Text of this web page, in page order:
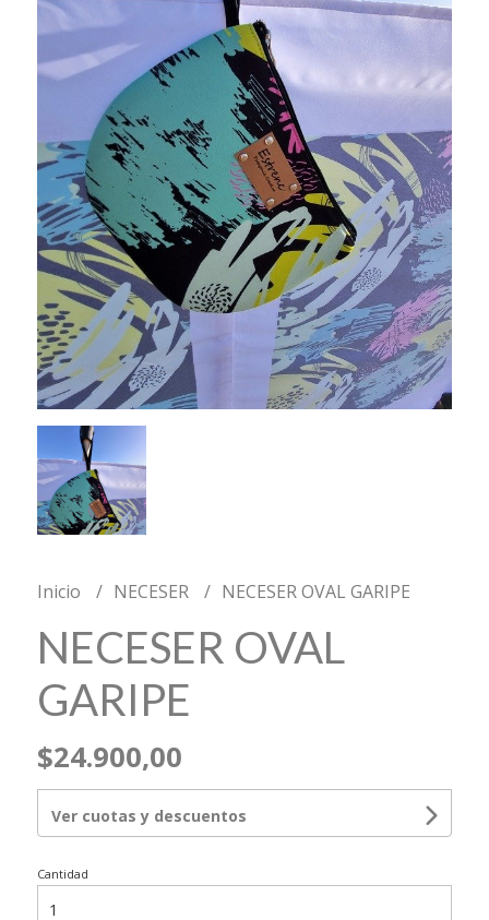
Inicio NECESER NECESER OVAL GARIPE
NECESER OVAL
GARIPE
$24.900,00
Ver cuotas y descuentos
Cantidad